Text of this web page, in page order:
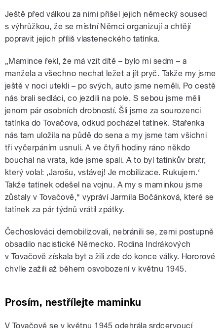
Ještě před válkou za nimi přišel jejich německý soused
s výhrůžkou, že se místní Němci organizují a chtějí
popravit jejich příliš vlasteneckého tatínka.
„Mamince řekl, že má vzít dítě – bylo mi sedm – a
manžela a všechno nechat ležet a jít pryč. Takže my jsme
ještě v noci utekli – po svých, auto jsme neměli. Po cestě
nás brali sedláci, co jezdili na pole. S sebou jsme měli
jenom pár osobních drobností. Šli jsme za sourozenci
tatínka do Tovačova, odkud pocházel tatínek. Stařenka
nás tam uložila na půdě do sena a my jsme tam všichni
tři vyčerpáním usnuli. A ve čtyři hodiny ráno někdo
bouchal na vrata, kde jsme spali. A to byl tatínkův bratr,
který volal: ‚Jarošu, vstávej! Je mobilizace. Rukujem.‘
Takže tatínek odešel na vojnu. A my s maminkou jsme
zůstaly v Tovačově,“ vypráví Jarmila Bočánková, které se
tatínek za pár týdnů vrátil zpátky.
Čechoslováci demobilizovali, nebránili se, zemi postupně
obsadilo nacistické Německo. Rodina Indrákových
v Tovačově získala byt a žili zde do konce války. Hororové
chvíle zažili až během osvobození v květnu 1945.
Prosím, nestřílejte maminku
V Tovačově se v květnu 1945 odehrála srdcervoucí